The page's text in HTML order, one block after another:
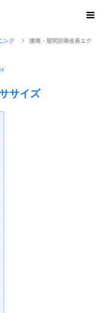
ング
腰痛・股関節痛改善エク
サイズ